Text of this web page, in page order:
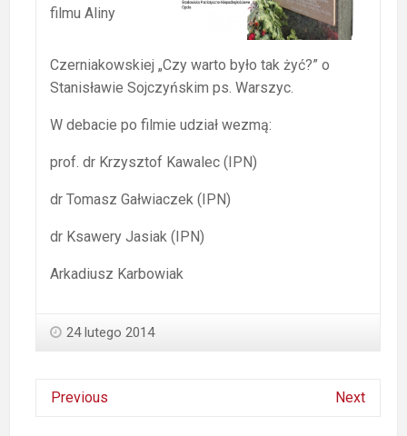
filmu Aliny
Czerniakowskiej „Czy warto było tak żyć?” o
Stanisławie Sojczyńskim ps. Warszyc.
W debacie po filmie udział wezmą:
prof. dr Krzysztof Kawalec (IPN)
dr Tomasz Gałwiaczek (IPN)
dr Ksawery Jasiak (IPN)
Arkadiusz Karbowiak
24 lutego 2014
Previous Next